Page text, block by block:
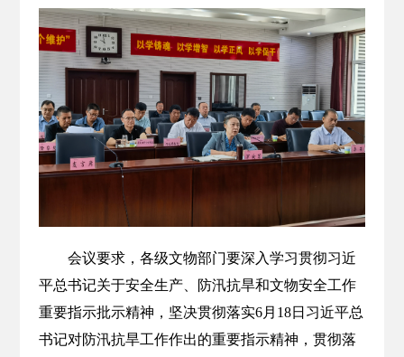
会议要求，各级文物部门要深入学习贯彻习近
平总书记关于安全生产、防汛抗旱和文物安全工作
重要指示批示精神，坚决贯彻落实6月18日习近平总
书记对防汛抗旱工作作出的重要指示精神，贯彻落